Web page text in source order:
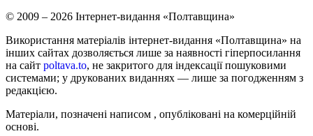
© 2009 – 2026 Інтернет-видання «Полтавщина»
Використання матеріалів інтернет-видання «Полтавщина» на
інших сайтах дозволяється лише за наявності гіперпосилання
на сайт poltava.to, не закритого для індексації пошуковими
системами; у друкованих виданнях — лише за погодженням з
редакцією.
Матеріали, позначені написом , опубліковані на комерційній
основі.